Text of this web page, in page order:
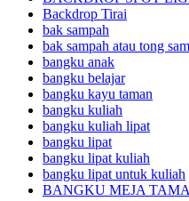
Backdrop Tirai
bak sampah
bak sampah atau tong
bangku anak
bangku belajar
bangku kayu taman
bangku kuliah
bangku kuliah lipat
bangku lipat
bangku lipat kuliah
bangku lipat untuk kuliah
BANGKU MEJA